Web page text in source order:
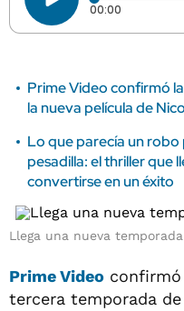
00:00 Tiempo
Prime Video confirmó
la nueva película de
Lo que parecía un
pesadilla: el thriller que
convertirse en un éxito
Llega una nueva
Prime Video
tercera temporada de